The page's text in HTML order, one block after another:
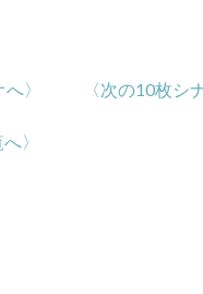
〉 〈次の10枚シ
〉